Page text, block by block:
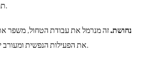
תומך בבלוטת התריס.
נחושת.זה מנרמל את עבודת הטחול, משפר
את הפעילות הנפשית ומעורב ישירות ביצירת הדם.